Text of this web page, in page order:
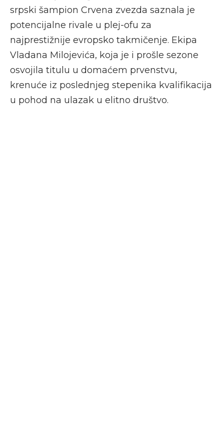
srpski šampion Crvena zvezda saznala je
potencijalne rivale u plej-ofu za
najprestižnije evropsko takmičenje. Ekipa
Vladana Milojevića, koja je i prošle sezone
osvojila titulu u domaćem prvenstvu,
krenuće iz poslednjeg stepenika kvalifikacija
u pohod na ulazak u elitno društvo.